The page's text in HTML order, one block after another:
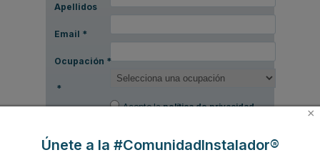
Apellidos
Email *
Ocupación *
*
Acepto lapolítica de privacidad.
*
×
Únete a la #ComunidadInstalador®